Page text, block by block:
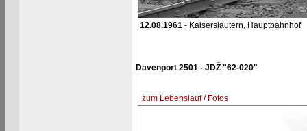
12.08.1961- Kaiserslautern, Hauptbahnhof
Davenport 2501 - JDŽ "62-020"
zum Lebenslauf / Fotos